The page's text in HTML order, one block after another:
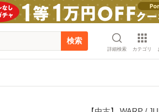
検索
詳細検索 カテゴリ